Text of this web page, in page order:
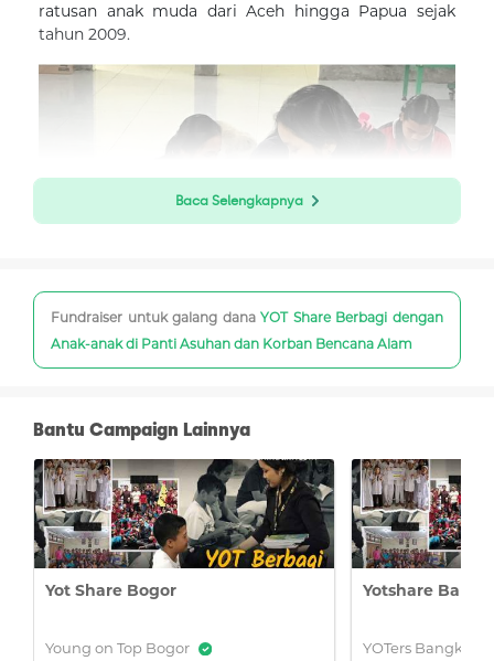
ratusan anak muda dari Aceh hingga Papua sejak
tahun 2009.
Komunitas yang lahir dari sebuah buku dengan judul
yang sama karya Billy Boen ini telah menginspirasi
dan memberdayakan anak muda Indonesia secara
pendidikan, kesehatan, lingkungan, sosial,
Baca Selengkapnya
Fundraiser untuk galang danaYOT Share Berbagi dengan
Anak-anak di Panti Asuhan dan Korban Bencana Alam
Bantu Campaign Lainnya
Yot Share Bogor
Young on Top Bogor
Yotshare
YOTers Bangka